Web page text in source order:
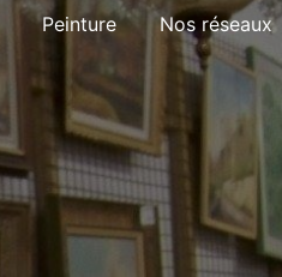
Peinture Nos réseaux